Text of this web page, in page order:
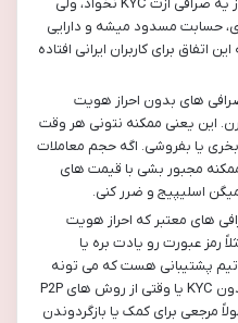
دائم در حال تغییره. ممکنه امروز یه صرافی ازت KYC نخواد، ولی
حسابت مسدود میشه و دارایی
اتفاق برای کاربران ایرانی افتاده
های بدون احراز هویت
این یعنی ممکنه نتونی هر وقت
بخری یا بفروشی. اگه حجم معاملات
مجبور بشی با قیمت های
اسلیپیج و ضرر کنی.
های معتبر که احراز هویت
رمز عبورت رو یادت بره یا
تیم پشتیبانی هست که می تونه
کمکت کنه. اما تو صرافی های بدون KYC یا وقتی از روش های P2P
مرجعی برای کمک یا بازگردوندن